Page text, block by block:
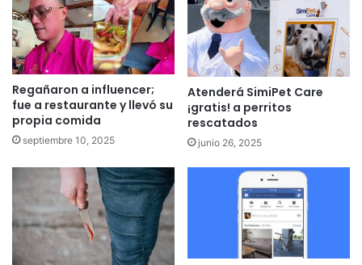
Regañaron a influencer;
fue a restaurante y llevó su
propia comida
septiembre 10, 2025
Atenderá SimiPet Care
¡gratis! a perritos
rescatados
junio 26, 2025